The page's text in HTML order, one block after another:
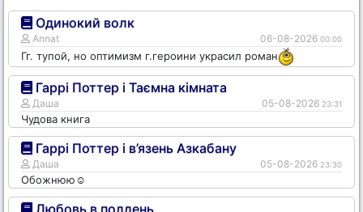
Одинокий волк
Annat 06-08-2026 00:00
Гг. тупой, но оптимизм г.героини украсил роман
Гаррі Поттер і Таємна кімната
Даша 05-08-2026 23:31
Чудова книга
Гаррі Поттер і в’язень Азкабану
Даша 05-08-2026 23:30
Обожнюю☺️